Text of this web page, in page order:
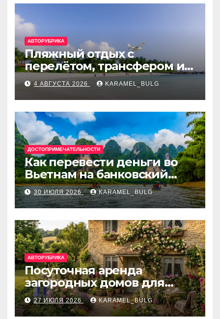
АВТОРУБРИКА
Пляжный отдых с
перелётом, трансфером и
отелем на Мальдивах, в
Турции, Греции, Таиланде
и Европе
4 АВГУСТА 2026 KARAMEL_BULG
ДОСТОПРИМЕЧАТЕЛЬНОСТИ
Как перевести деньги во
Вьетнам на банковский
счёт: VietcomBank, BIDV,
Techcombank и другие
банки
30 ИЮЛЯ 2026 KARAMEL_BULG
АВТОРУБРИКА
Посуточная аренда
загородных домов для
отдыха
27 ИЮЛЯ 2026 KARAMEL_BULG